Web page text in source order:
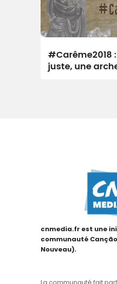
#Carême2018 :
juste, une
cnmedia.fr est une
communauté
Nouveau).
La communauté fait